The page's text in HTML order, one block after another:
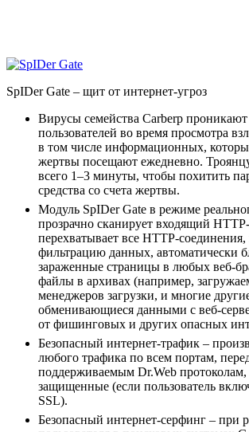
SpIDer Gate – щит от интернет-угроз
Вирусы семейства Carberp
пользователей во время просмотра
в том числе информационных,
жертвы посещают ежедневно.
всего 1–3 минуты, чтобы похитить
средства со счета жертвы.
Модуль SpIDer Gate в режиме
прозрачно сканирует входящий
перехватывает все HTTP-
фильтрацию данных, автоматически
зараженные страницы в любых веб-
файлы в архивах (например,
менеджеров загрузки, и многие
обменивающиеся данными с веб-
от фишинговых и других опасных
Безопасный интернет-трафик –
любого трафика по всем портам,
поддерживаемым Dr.Web протоколам,
защищенные (если пользователь
SSL).
Безопасный интернет-серфинг – при